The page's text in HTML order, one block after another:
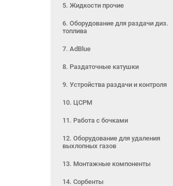
5. Жидкости прочие
6. Оборудование для раздачи диз.
топлива
7. AdBlue
8. Раздаточные катушки
9. Устройства раздачи и контроля
10. ЦСРМ
11. Работа с бочками
12. Оборудование для удаления
выхлопных газов
13. Монтажные компоненты
14. Сорбенты